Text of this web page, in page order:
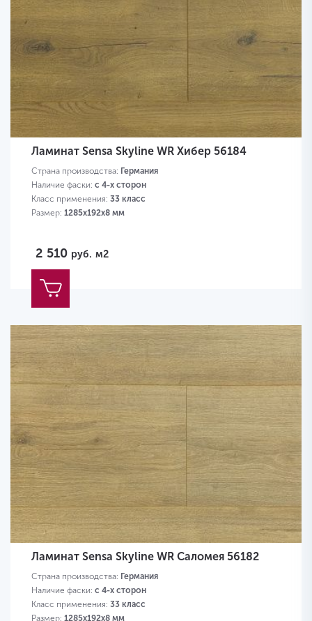
Ламинат Sensa Skyline WR Хибер 56184
Страна производства: Германия
Наличие фаски: с 4-х сторон
Класс применения: 33 класс
Размер: 1285х192х8 мм
2 510 руб. м2
Ламинат Sensa Skyline WR Саломея 56182
Страна производства: Германия
Наличие фаски: с 4-х сторон
Класс применения: 33 класс
Размер: 1285х192х8 мм